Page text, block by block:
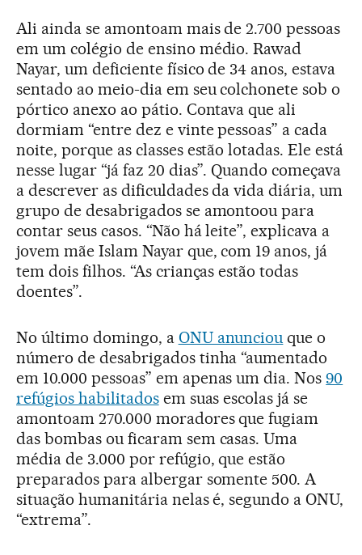
Ali ainda se amontoam mais de 2.700 pessoas
em um colégio de ensino médio. Rawad
Nayar, um deficiente físico de 34 anos, estava
sentado ao meio-dia em seu colchonete sob o
pórtico anexo ao pátio. Contava que ali
dormiam “entre dez e vinte pessoas” a cada
noite, porque as classes estão lotadas. Ele está
nesse lugar “já faz 20 dias”. Quando começava
a descrever as dificuldades da vida diária, um
grupo de desabrigados se amontoou para
contar seus casos. “Não há leite”, explicava a
jovem mãe Islam Nayar que, com 19 anos, já
tem dois filhos. “As crianças estão todas
doentes”.
No último domingo, a ONU anunciou que o
número de desabrigados tinha “aumentado
em 10.000 pessoas” em apenas um dia. Nos90
refúgios habilitadosem suas escolas já se
amontoam 270.000 moradores que fugiam
das bombas ou ficaram sem casas. Uma
média de 3.000 por refúgio, que estão
preparados para albergar somente 500. A
situação humanitária nelas é, segundo a ONU,
“extrema”.